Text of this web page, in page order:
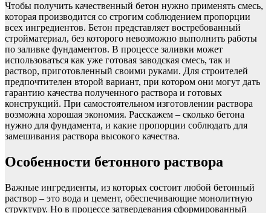
Чтобы получить качественный бетон нужно применять смесь,
которая производится со строгим соблюдением пропорции
всех ингредиентов. Бетон представляет востребованный
стройматериал, без которого невозможно выполнить работы
по заливке фундаментов. В процессе заливки может
использоваться как уже готовая заводская смесь, так и
раствор, приготовленный своими руками. Для строителей
предпочтителен второй вариант, при котором они могут дать
гарантию качества полученного раствора и готовых
конструкций. При самостоятельном изготовлении раствора
возможна хорошая экономия. Расскажем – сколько бетона
нужно для фундамента, и какие пропорции соблюдать для
замешивания раствора высокого качества.
Особенности бетонного раствора
Важные ингредиенты, из которых состоит любой бетонный
раствор – это вода и цемент, обеспечивающие монолитную
структуру. Но в процессе затвердевания сформированный